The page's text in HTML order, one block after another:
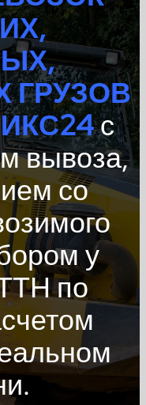
ГРУЗОВ
с
вывоза,
со
у
по